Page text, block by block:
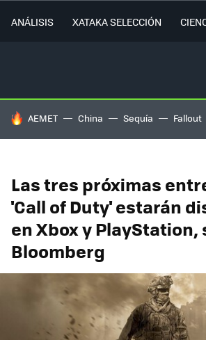
ANÁLISIS XATAKA SELECCIÓN
HOY SE HABLA DE
AEMET China Sequía Fallout
Las tres próximas
'Call of Duty' estarán
en Xbox y PlayStation,
Bloomberg